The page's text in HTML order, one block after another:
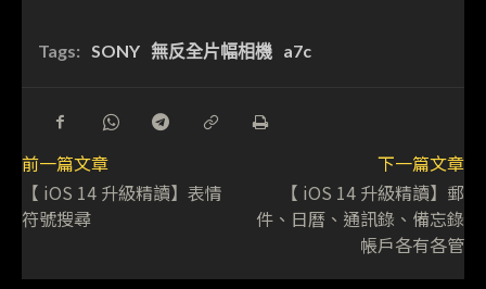
Tags: SONY 無反全片幅相機 a7c
前一篇文章
【 iOS 14 升級精讀】表情
符號搜尋
下一篇文章
【 iOS 14 升級精讀】郵
件、日曆、通訊錄、備忘錄
帳戶各有各管